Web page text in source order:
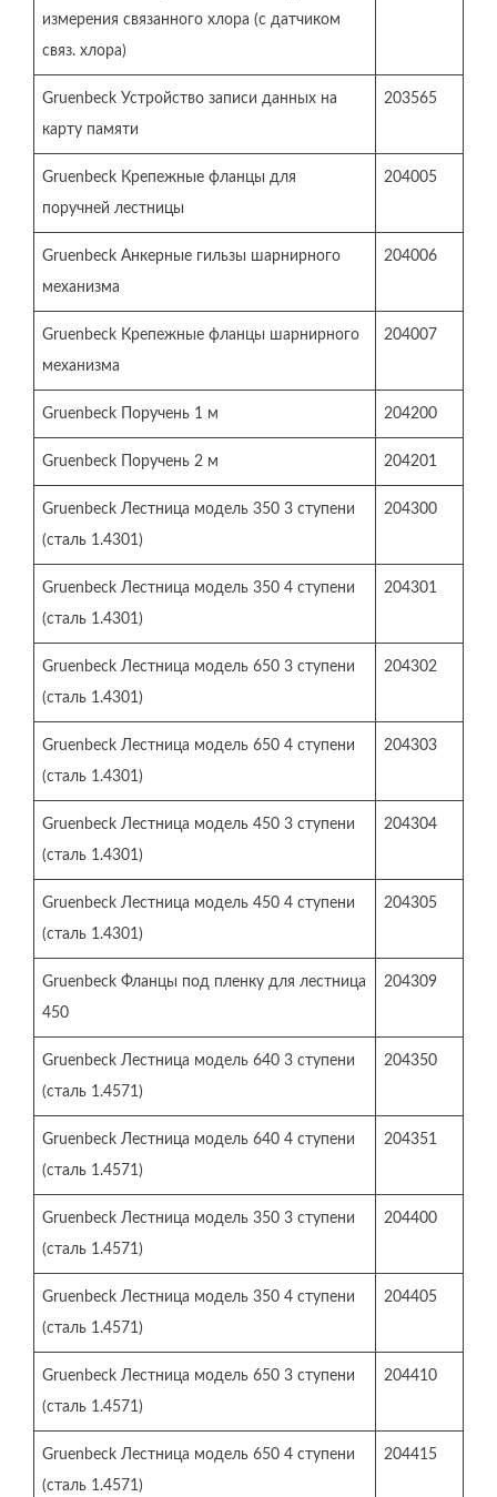
измерения связанного хлора (с датчиком
связ. хлора)
Gruenbeck Устройство записи данных на
карту памяти
203565
Gruenbeck Крепежные фланцы для
поручней лестницы
204005
Gruenbeck Анкерные гильзы шарнирного
механизма
204006
Gruenbeck Крепежные фланцы шарнирного
механизма
204007
Gruenbeck Поручень 1 м 204200
Gruenbeck Поручень 2 м 204201
Gruenbeck Лестница модель 350 3 ступени
(сталь 1.4301)
204300
Gruenbeck Лестница модель 350 4 ступени
(сталь 1.4301)
204301
Gruenbeck Лестница модель 650 3 ступени
(сталь 1.4301)
204302
Gruenbeck Лестница модель 650 4 ступени
(сталь 1.4301)
204303
Gruenbeck Лестница модель 450 3 ступени
(сталь 1.4301)
204304
Gruenbeck Лестница модель 450 4 ступени
(сталь 1.4301)
204305
Gruenbeck Фланцы под пленку для лестница
450
204309
Gruenbeck Лестница модель 640 3 ступени
(сталь 1.4571)
204350
Gruenbeck Лестница модель 640 4 ступени
(сталь 1.4571)
204351
Gruenbeck Лестница модель 350 3 ступени
(сталь 1.4571)
204400
Gruenbeck Лестница модель 350 4 ступени
(сталь 1.4571)
204405
Gruenbeck Лестница модель 650 3 ступени
(сталь 1.4571)
204410
Gruenbeck Лестница модель 650 4 ступени
(сталь 1.4571)
204415